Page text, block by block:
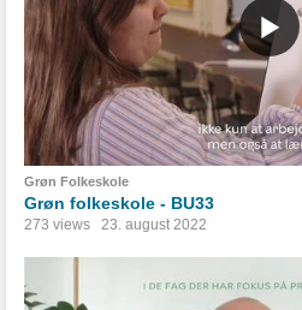
Grøn Folkeskole
Grøn folkeskole - BU33
273 views 23. august 2022